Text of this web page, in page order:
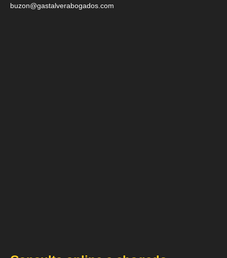
buzon@gastalverabogados.com